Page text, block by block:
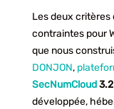
Les deux critères
contraintes pour
que nous
DONJON,
SecNumCloud3.2
développée,